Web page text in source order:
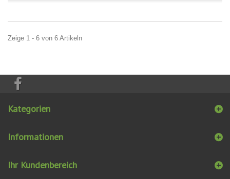
Zeige 1 - 6 von 6 Artikeln
Kategorien
Informationen
Ihr Kundenbereich